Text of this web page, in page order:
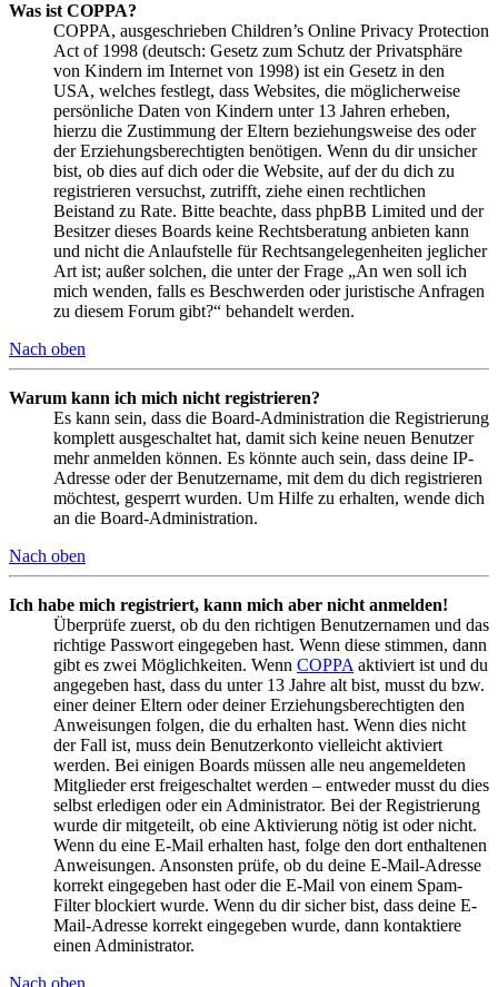
Was ist COPPA?
COPPA, ausgeschrieben Children’s Online Privacy Protection
Act of 1998 (deutsch: Gesetz zum Schutz der Privatsphäre
von Kindern im Internet von 1998) ist ein Gesetz in den
USA, welches festlegt, dass Websites, die möglicherweise
persönliche Daten von Kindern unter 13 Jahren erheben,
hierzu die Zustimmung der Eltern beziehungsweise des oder
der Erziehungsberechtigten benötigen. Wenn du dir unsicher
bist, ob dies auf dich oder die Website, auf der du dich zu
registrieren versuchst, zutrifft, ziehe einen rechtlichen
Beistand zu Rate. Bitte beachte, dass phpBB Limited und der
Besitzer dieses Boards keine Rechtsberatung anbieten kann
und nicht die Anlaufstelle für Rechtsangelegenheiten jeglicher
Art ist; außer solchen, die unter der Frage „An wen soll ich
mich wenden, falls es Beschwerden oder juristische Anfragen
zu diesem Forum gibt?“ behandelt werden.
Nach oben
Warum kann ich mich nicht registrieren?
Es kann sein, dass die Board-Administration die Registrierung
komplett ausgeschaltet hat, damit sich keine neuen Benutzer
mehr anmelden können. Es könnte auch sein, dass deine IP-
Adresse oder der Benutzername, mit dem du dich registrieren
möchtest, gesperrt wurden. Um Hilfe zu erhalten, wende dich
an die Board-Administration.
Nach oben
Ich habe mich registriert, kann mich aber nicht anmelden!
Überprüfe zuerst, ob du den richtigen Benutzernamen und das
richtige Passwort eingegeben hast. Wenn diese stimmen, dann
gibt es zwei Möglichkeiten. Wenn COPPA aktiviert ist und du
angegeben hast, dass du unter 13 Jahre alt bist, musst du bzw.
einer deiner Eltern oder deiner Erziehungsberechtigten den
Anweisungen folgen, die du erhalten hast. Wenn dies nicht
der Fall ist, muss dein Benutzerkonto vielleicht aktiviert
werden. Bei einigen Boards müssen alle neu angemeldeten
Mitglieder erst freigeschaltet werden – entweder musst du dies
selbst erledigen oder ein Administrator. Bei der Registrierung
wurde dir mitgeteilt, ob eine Aktivierung nötig ist oder nicht.
Wenn du eine E-Mail erhalten hast, folge den dort enthaltenen
Anweisungen. Ansonsten prüfe, ob du deine E-Mail-Adresse
korrekt eingegeben hast oder die E-Mail von einem Spam-
Filter blockiert wurde. Wenn du dir sicher bist, dass deine E-
Mail-Adresse korrekt eingegeben wurde, dann kontaktiere
einen Administrator.
Nach oben